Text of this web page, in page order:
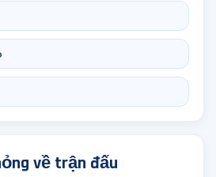
về trận đấu